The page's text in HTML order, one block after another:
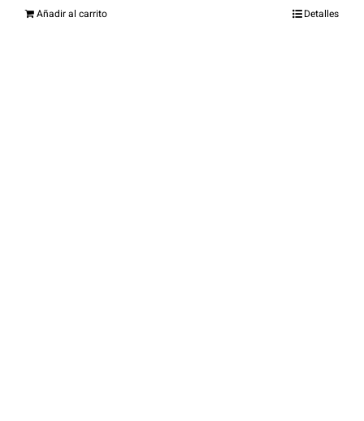
Añadir al carrito Detalles